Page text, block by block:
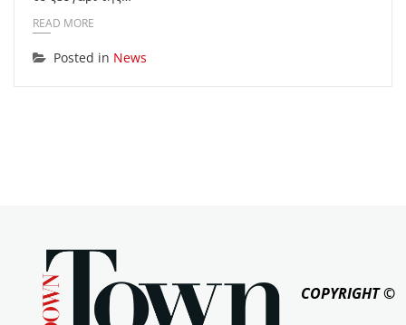
READ MORE
Posted in News
COPYRIGHT ©